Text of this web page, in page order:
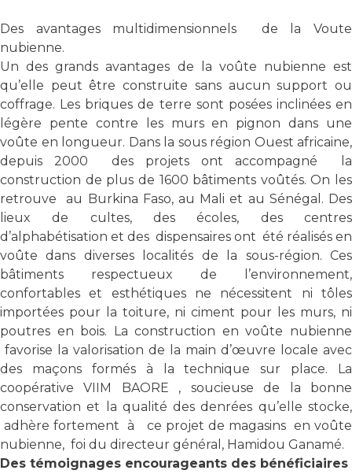
Des avantages multidimensionnels de la Voute
nubienne.
Un des grands avantages de la voûte nubienne est
qu’elle peut être construite sans aucun support ou
coffrage. Les briques de terre sont posées inclinées en
légère pente contre les murs en pignon dans une
voûte en longueur. Dans la sous région Ouest africaine,
depuis 2000 des projets ont accompagné la
construction de plus de 1600 bâtiments voûtés. On les
retrouve au Burkina Faso, au Mali et au Sénégal. Des
lieux de cultes, des écoles, des centres
d’alphabétisation et des dispensaires ont été réalisés en
voûte dans diverses localités de la sous-région. Ces
bâtiments respectueux de l’environnement,
confortables et esthétiques ne nécessitent ni tôles
importées pour la toiture, ni ciment pour les murs, ni
poutres en bois. La construction en voûte nubienne
favorise la valorisation de la main d’œuvre locale avec
des maçons formés à la technique sur place. La
coopérative VIIM BAORE , soucieuse de la bonne
conservation et la qualité des denrées qu’elle stocke,
adhère fortement à ce projet de magasins en voûte
nubienne, foi du directeur général, Hamidou Ganamé.
Des témoignages encourageants des bénéficiaires